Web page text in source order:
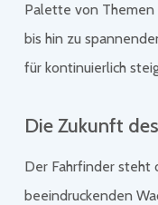
Palette von
bis hin zu
für kontinuierlich
Die Zukunft
Der Fahrfinder steht
beeindruckenden